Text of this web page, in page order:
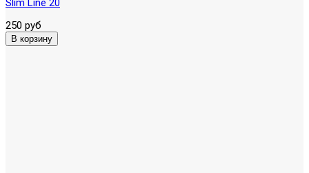
Slim Line 20
250 руб